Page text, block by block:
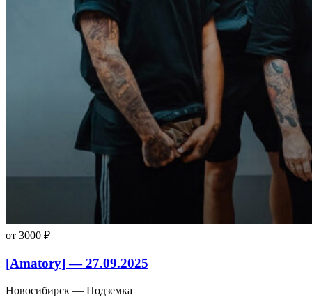
от 3000 ₽
[Amatory] — 27.09.2025
Новосибирск — Подземка